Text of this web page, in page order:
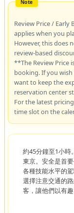
Review Price / Early
applies when you
However, this does
review-based
**The Review Price
booking. If you
want to keep the
reservation center
For the latest
time slot on the
約45分鐘至1小時
東京。安全是首
各種技能水平的
選擇注意交通的
客，讓他們以有